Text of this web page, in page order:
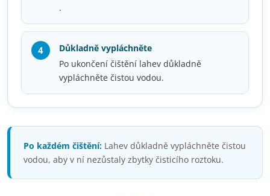
.
Důkladně vypláchněte
Po ukončení čištění lahev důkladně
vypláchněte čistou vodou.
Po každém čištění: Lahev důkladně vypláchněte čistou
vodou, aby v ní nezůstaly zbytky čisticího roztoku.